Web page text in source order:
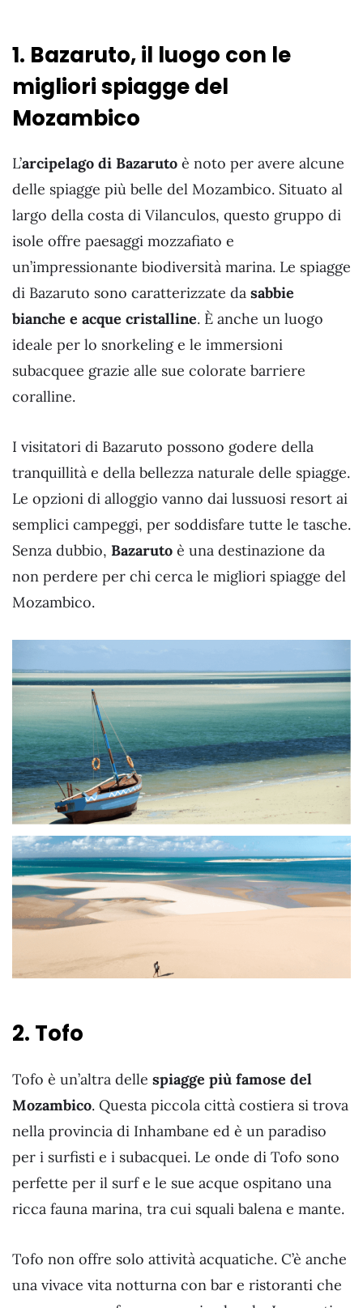
1. Bazaruto, il luogo con le
migliori spiagge del
Mozambico
L’arcipelago di Bazaruto è noto per avere alcune
delle spiagge più belle del Mozambico. Situato al
largo della costa di Vilanculos, questo gruppo di
isole offre paesaggi mozzafiato e
un’impressionante biodiversità marina. Le spiagge
di Bazaruto sono caratterizzate da sabbie
bianche e acque cristalline. È anche un luogo
ideale per lo snorkeling e le immersioni
subacquee grazie alle sue colorate barriere
coralline.
I visitatori di Bazaruto possono godere della
tranquillità e della bellezza naturale delle spiagge.
Le opzioni di alloggio vanno dai lussuosi resort ai
semplici campeggi, per soddisfare tutte le tasche.
Senza dubbio, Bazaruto è una destinazione da
non perdere per chi cerca le migliori spiagge del
Mozambico.
2. Tofo
Tofo è un’altra delle spiagge più famose del
Mozambico. Questa piccola città costiera si trova
nella provincia di Inhambane ed è un paradiso
per i surfisti e i subacquei. Le onde di Tofo sono
perfette per il surf e le sue acque ospitano una
ricca fauna marina, tra cui squali balena e mante.
Tofo non offre solo attività acquatiche. C’è anche
una vivace vita notturna con bar e ristoranti che